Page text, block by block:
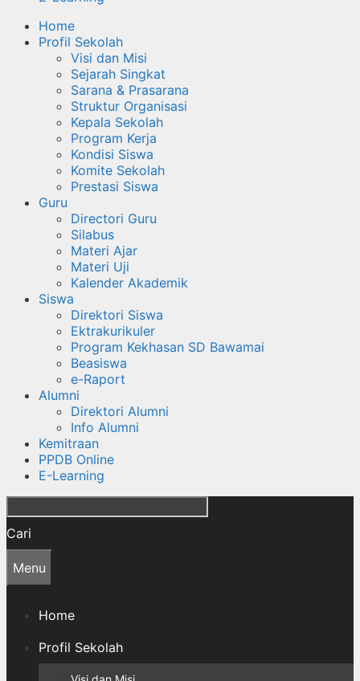
Home
Profil Sekolah
Visi dan Misi
Sejarah Singkat
Sarana & Prasarana
Struktur Organisasi
Kepala Sekolah
Program Kerja
Kondisi Siswa
Komite Sekolah
Prestasi Siswa
Guru
Directori Guru
Silabus
Materi Ajar
Materi Uji
Kalender Akademik
Siswa
Direktori Siswa
Ektrakurikuler
Program Kekhasan SD Bawamai
Beasiswa
e-Raport
Alumni
Direktori Alumni
Info Alumni
Kemitraan
PPDB Online
E-Learning
Cari
Menu
Home
Profil Sekolah